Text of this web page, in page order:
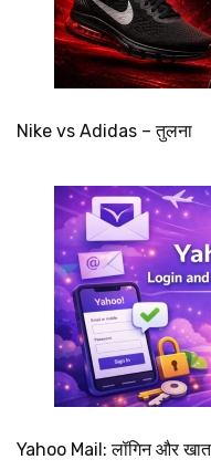
Nike vs Adidas – तुलना
Yahoo Mail: लॉगिन और